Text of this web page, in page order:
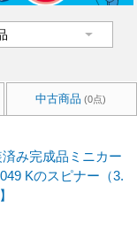
中古商品 (0点)
み完成品ミニカー
Kのスピナー（3.